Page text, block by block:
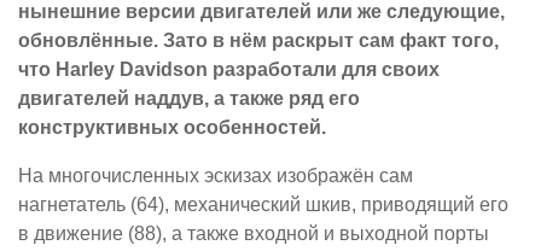
нынешние версии двигателей или же следующие,
обновлённые. Зато в нём раскрыт сам факт того,
что Harley Davidson разработали для своих
двигателей наддув, а также ряд его
конструктивных особенностей.
На многочисленных эскизах изображён сам
нагнетатель (64), механический шкив, приводящий его
в движение (88), а также входной и выходной порты